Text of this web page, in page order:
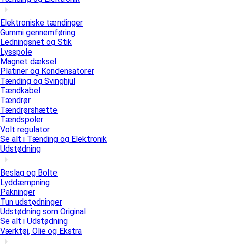
Elektroniske tændinger
Gummi gennemføring
Ledningsnet og Stik
Lysspole
Magnet dæksel
Platiner og Kondensatorer
Tænding og Svinghjul
Tændkabel
Tændrør
Tændrørshætte
Tændspoler
Volt regulator
Se alt i Tænding og Elektronik
Udstødning
Beslag og Bolte
Lyddæmpning
Pakninger
Tun udstødninger
Udstødning som Original
Se alt i Udstødning
Værktøj, Olie og Ekstra